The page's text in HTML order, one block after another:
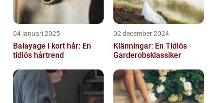
04 januari 2025
Balayage i kort hår: En
tidlös hårtrend
02 december 2024
Klänningar: En Tidlös
Garderobsklassiker